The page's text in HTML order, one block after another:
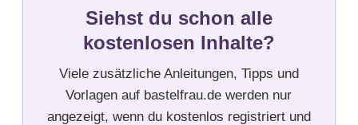
Siehst du schon alle
kostenlosen Inhalte?
Viele zusätzliche Anleitungen, Tipps und
Vorlagen auf bastelfrau.de werden nur
angezeigt, wenn du kostenlos registriert und